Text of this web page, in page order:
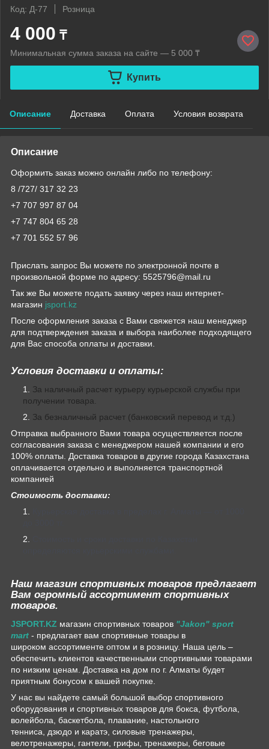
Код: Д-77
Розница
4 000 ₸
Минимальная сумма заказа на сайте — 5 000 ₸
Купить
Описание Доставка Оплата Условия возврата
Описание
Оформить заказ можно онлайн либо по телефону:
8 /727/ 317 32 23
+7 707 997 87 04
+7 747 804 65 28
+7 701 552 57 96
Прислать запрос Вы можете по электронной почте в
произвольной форме по адресу: 5525796@mail.ru
Так же Вы можете подать заявку через наш интернет-
магазин jsport.kz
После оформления заказа с Вами свяжется наш менеджер
для подтверждения заказа и выбора наиболее подходящего
для Вас способа оплаты и доставки.
Условия доставки и оплаты:
За наличный расчет курьеру курьерской службы при
получении товара.
За безналичный расчет (банковский перевод и т.д.)
Отправка выбранного Вами товара осуществляется после
согласования заказа с менеджером нашей компании и его
100% оплаты. Доставка товаров в другие города Казахстана
оплачивается отдельно и выполняется транспортной
компанией
Стоимость доставки:
Наш магазин спортивных товаров предлагает
Вам огромный ассортимент спортивных
товаров.
JSPORT.KZ магазин спортивных товаров "Jakon" sport
mart - предлагает вам спортивные товары в
широком ассортименте оптом и в розницу. Наша цель –
обеспечить клиентов качественными спортивными товарами
по низким ценам. Доставка на дом по г. Алматы будет
приятным бонусом к вашей покупке.
У нас вы найдете самый большой выбор спортивного
оборудования и спортивных товаров для бокса, футбола,
волейбола, баскетбола, плавание, настольного
тенниса, дзюдо и каратэ, силовые тренажеры,
велотренажеры, гантели, грифы, тренажеры, беговые